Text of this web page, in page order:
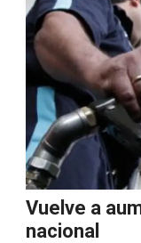
Vuelve a
nacional